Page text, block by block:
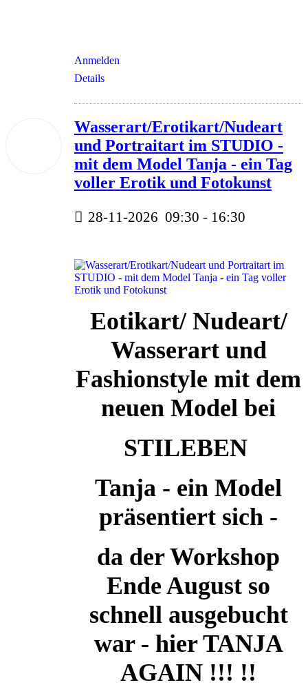
Anmelden
Details
Wasserart/Erotikart/Nudeart
und Portraitart im STUDIO -
mit dem Model Tanja - ein Tag
voller Erotik und Fotokunst
28-11-2026 09:30 - 16:30
Eotikart/ Nudeart/
Wasserart und
Fashionstyle mit dem
neuen Model bei
STILEBEN
Tanja - ein Model
präsentiert sich -
da der Workshop
Ende August so
schnell ausgebucht
war - hier TANJA
AGAIN !!! !!